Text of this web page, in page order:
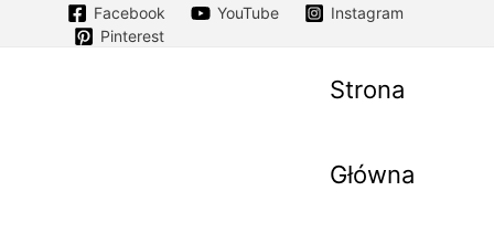
Facebook YouTube
Instagram
Pinterest
Strona
Główna